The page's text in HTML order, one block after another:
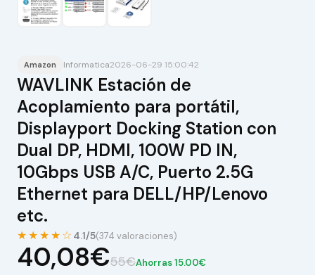
Amazon Informatica2026-06-29 15:00:42
WAVLINK Estación de
Acoplamiento para portátil,
Displayport Docking Station con
Dual DP, HDMI, 100W PD IN,
10Gbps USB A/C, Puerto 2.5G
Ethernet para DELL/HP/Lenovo
etc.
★★★★☆ 4.1/5(374 valoraciones)
40,08€55€Ahorras 15.00€